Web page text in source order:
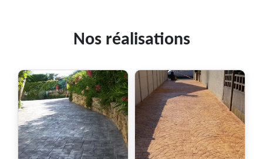
Nos réalisations